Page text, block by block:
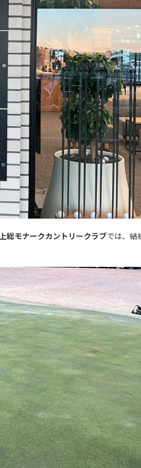
上総モナークカントリークラブでは、結